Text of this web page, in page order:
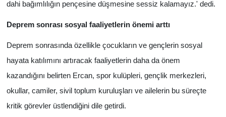
dahi bağımlılığın pençesine düşmesine sessiz kalamayız.' dedi.
Deprem sonrası sosyal faaliyetlerin önemi arttı
Deprem sonrasında özellikle çocukların ve gençlerin sosyal
hayata katılımını artıracak faaliyetlerin daha da önem
kazandığını belirten Ercan, spor kulüpleri, gençlik merkezleri,
okullar, camiler, sivil toplum kuruluşları ve ailelerin bu süreçte
kritik görevler üstlendiğini dile getirdi.